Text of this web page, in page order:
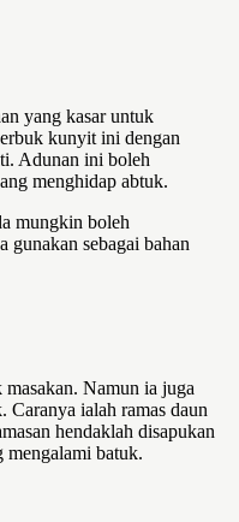
yang kasar untuk
kunyit ini dengan
Adunan ini boleh
menghidap abtuk.
mungkin boleh
gunakan sebagai bahan
Namun ia juga
Caranya ialah ramas daun
hendaklah disapukan
mengalami batuk.